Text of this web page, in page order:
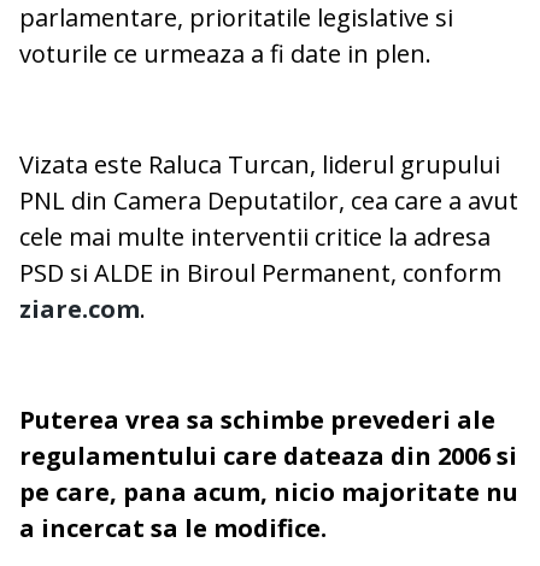
parlamentare, prioritatile legislative si
voturile ce urmeaza a fi date in plen.
Vizata este Raluca Turcan, liderul grupului
PNL din Camera Deputatilor, cea care a avut
cele mai multe interventii critice la adresa
PSD si ALDE in Biroul Permanent, conform
ziare.com.
Puterea vrea sa schimbe prevederi ale
regulamentului care dateaza din 2006 si
pe care, pana acum, nicio majoritate nu
a incercat sa le modifice.